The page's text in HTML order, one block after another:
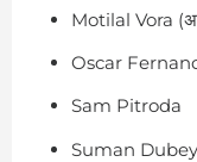
Motilal Vora
Oscar
Sam Pitroda
Suman Dubey